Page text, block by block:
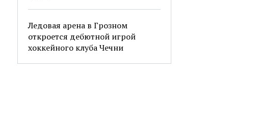
Ледовая арена в Грозном
откроется дебютной игрой
хоккейного клуба Чечни